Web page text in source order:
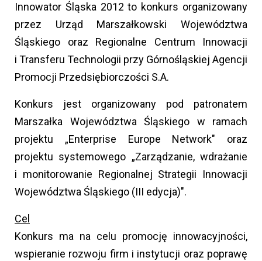
Innowator Śląska 2012 to konkurs organizowany
przez Urząd Marszałkowski Województwa
Śląskiego oraz Regionalne Centrum Innowacji
i Transferu Technologii przy Górnośląskiej Agencji
Promocji Przedsiębiorczości S.A.
Konkurs jest organizowany pod patronatem
Marszałka Województwa Śląskiego w ramach
projektu „Enterprise Europe Network" oraz
projektu systemowego „Zarządzanie, wdrażanie
i monitorowanie Regionalnej Strategii Innowacji
Województwa Śląskiego (III edycja)".
Cel
Konkurs ma na celu promocję innowacyjności,
wspieranie rozwoju firm i instytucji oraz poprawę